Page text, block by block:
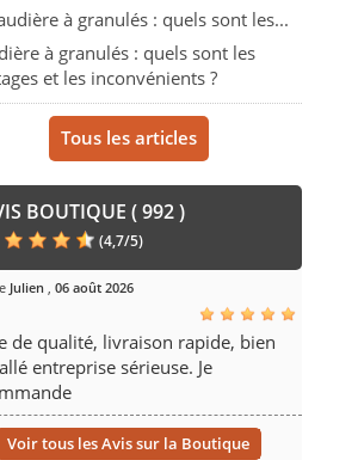
à granulés : quels sont les
et les inconvénients ?
Tous les articles
BOUTIQUE ( 992 )
(4,7/5)
Julien, 06 août 2026
de qualité, livraison rapide, bien
entreprise sérieuse. Je
Voir tous les Avis sur la Boutique